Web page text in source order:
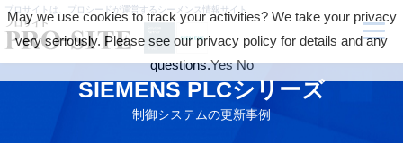
プロサイトは、プロシードが運営するシーメンス情報サイト
SIEMENS PLCシリーズ
制御システムの更新事例
May we use cookies to track your activities? We take your privacy
very seriously. Please see our privacy policy for details and any
questions.Yes No